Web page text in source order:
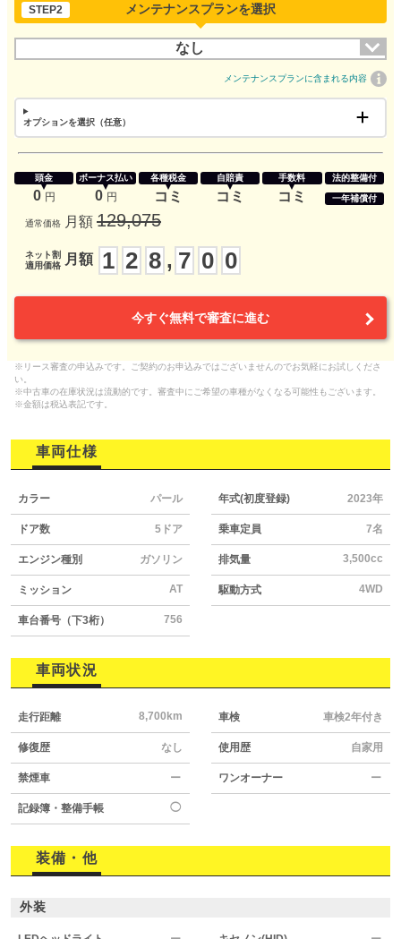
STEP2 メンテナンスプランを選択
なし
メンテナンスプランに含まれる内容
オプションを選択（任意）
頭金
0 円
ボーナス払い
0 円
各種税金
コミ
自賠責
コミ
手数料
コミ
法的整備付
一年補償付
通常価格 月額 129,075
ネット割
適用価格
月額 1 2 8 , 7 0 0
今すぐ無料で審査に進む
※リース審査の申込みです。ご契約のお申込みではございませんのでお気軽にお試しくださ
い。
※中古車の在庫状況は流動的です。審査中にご希望の車種がなくなる可能性もございます。
※金額は税込表記です。
車両仕様
カラー パール 年式(初度登録) 2023年
ドア数 5ドア 乗車定員 7名
エンジン種別 ガソリン 排気量 3,500cc
ミッション AT 駆動方式 4WD
車台番号（下3桁） 756
車両状況
走行距離 8,700km 車検 車検2年付き
修復歴 なし 使用歴 自家用
禁煙車 ー ワンオーナー ー
記録簿・整備手帳 ◯
装備・他
外装